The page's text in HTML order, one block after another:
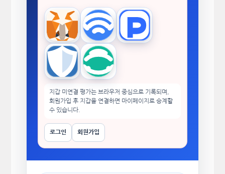
MetaMask WalletConnectTokenPocket
Trust Wallet imToken
지갑 미연결 평가는 브라우저 중심으로 기록되며,
회원가입 후 지갑을 연결하면 마이페이지로 승계할
수 있습니다.
로그인 회원가입